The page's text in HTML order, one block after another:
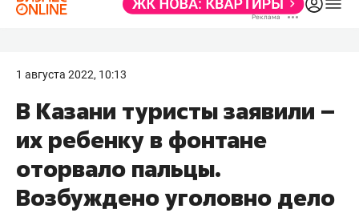
1 августа 2022, 10:13
В Казани туристы заявили –
их ребенку в фонтане
оторвало пальцы.
Возбуждено уголовно дело